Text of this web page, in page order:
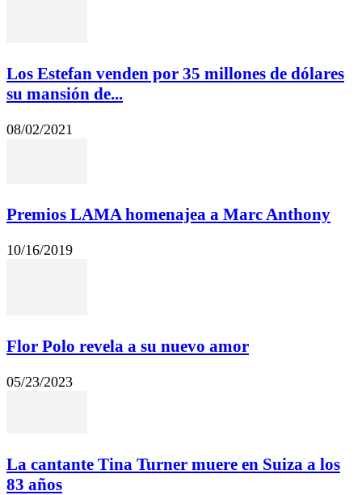
Los Estefan venden por 35 millones de dólares
su mansión de...
08/02/2021
Premios LAMA homenajea a Marc Anthony
10/16/2019
Flor Polo revela a su nuevo amor
05/23/2023
La cantante Tina Turner muere en Suiza a los
83 años